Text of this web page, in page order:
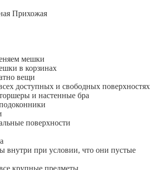
мешки
в корзинах
вещи
доступных и свободных поверхностях
и настенные бра
поверхности
при условии, что они пустые
крупные предметы